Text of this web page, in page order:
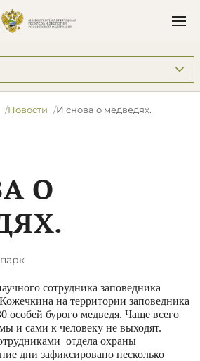
Новости И снова о медведях.
О
сотрудника заповедника
на территории заповедника
особей бурого медведя. Чаще всего
и сами к человеку не выходят.
отдела охраны
дни зафиксировано несколько